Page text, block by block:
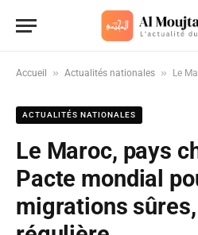
Accueil » Actualités nationales » Le Maroc,
ACTUALITÉS NATIONALES
Le Maroc, pays
Pacte mondial
migrations